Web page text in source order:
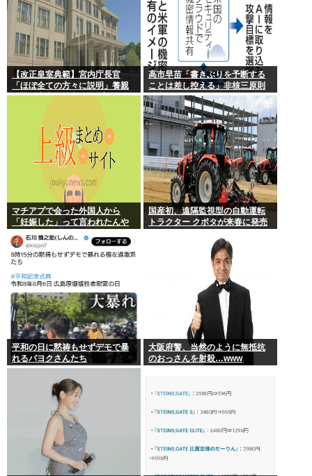
【改正皇室典範】宮内庁長官
「ほぼ全ての方々に説明」養親
候補の宮家皇族方に 男系男子の
高市早苗「書きぶりを予断する
ことは差し控える」非核三原則
見直しについて
マチアプで会った外国人から
「妊娠した」って言われたんや
が
国産初、遠隔監視型の自動運転
トラクター クボタが来春に発売
平和の日に黙祷もせずデモで暴
れるパヨクさんたち
大阪府警、当然のように無抵抗
のおっさんを射殺…www